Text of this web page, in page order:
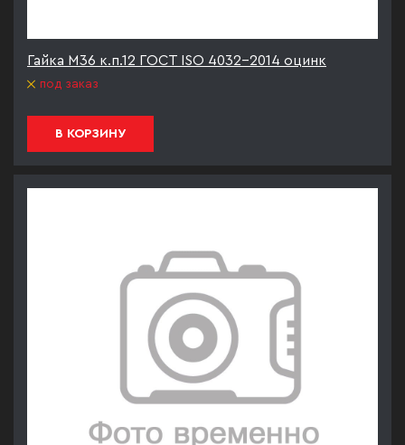
Гайка М36 к.п.12 ГОСТ ISO 4032-2014 оцинк
под заказ
В КОРЗИНУ